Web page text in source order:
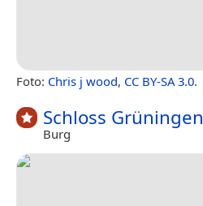
Foto: Chris j wood, CC BY-SA 3.0.
Schloss Grüningen
Burg